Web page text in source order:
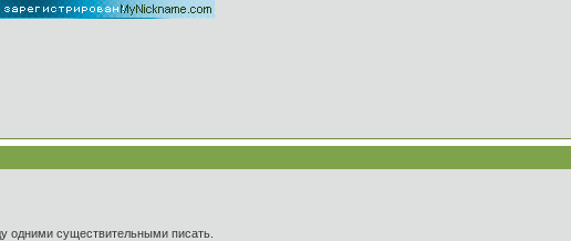
одними существительными писать.